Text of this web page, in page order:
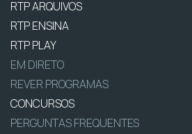
RTP ARQUIVOS
RTP ENSINA
RTP PLAY
EM DIRETO
REVER PROGRAMAS
CONCURSOS
PERGUNTAS FREQUENTES